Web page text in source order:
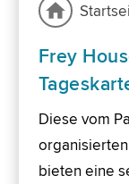
Frey
Diese vom
bieten eine